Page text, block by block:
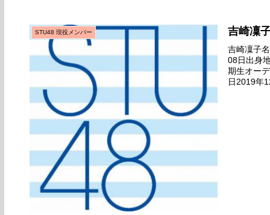
STU48 現役メンバー 吉崎凜
吉崎凜子
08日出身
期生オー
日2019年